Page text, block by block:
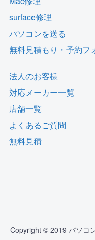
surface修理
パソコンを送る
無料見積もり・予約フ
法人のお客様
対応メーカー一覧
店舗一覧
よくあるご質問
無料見積
Copyright © 2019 パソコ